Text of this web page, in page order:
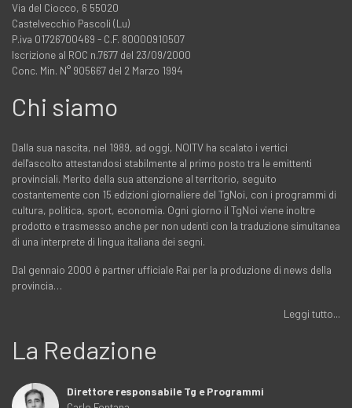
Via del Ciocco, 6 55020
Castelvecchio Pascoli (Lu)
P.iva 01726700469 - C.F. 80000910507
Iscrizione al ROC n.7677 del 23/09/2000
Conc. Min. N° 905667 del 2 Marzo 1994
Chi siamo
Dalla sua nascita, nel 1989, ad oggi, NOITV ha scalato i vertici
dell'ascolto attestandosi stabilmente al primo posto tra le emittenti
provinciali. Merito della sua attenzione al territorio, seguito
costantemente con 15 edizioni giornaliere del TgNoi, con i programmi di
cultura, politica, sport, economia. Ogni giorno il TgNoi viene inoltre
prodotto e trasmesso anche per non udenti con la traduzione simultanea
di una interprete di lingua italiana dei segni.
Dal gennaio 2000 è partner ufficiale Rai per la produzione di news della
provincia…
Leggi tutto...
La Redazione
Direttore responsabile Tg e Programmi